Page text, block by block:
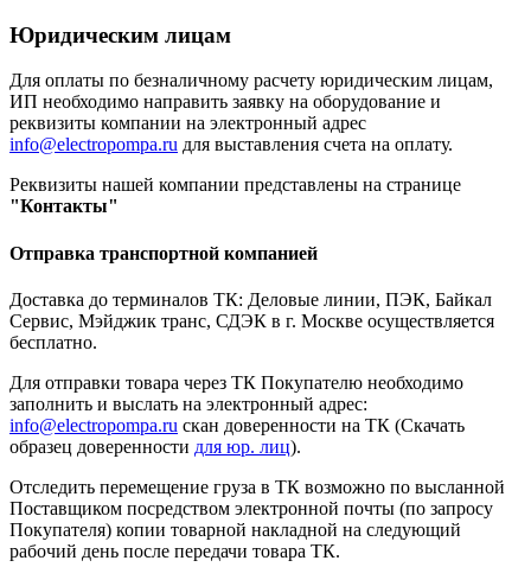
Юридическим лицам
Для оплаты по безналичному расчету юридическим лицам,
ИП необходимо направить заявку на оборудование и
реквизиты компании на электронный адрес
info@electropompa.ru для выставления счета на оплату.
Реквизиты нашей компании представлены на странице
"Контакты"
Отправка транспортной компанией
Доставка до терминалов ТК: Деловые линии, ПЭК, Байкал
Сервис, Мэйджик транс, СДЭК в г. Москве осуществляется
бесплатно.
Для отправки товара через ТК Покупателю необходимо
заполнить и выслать на электронный адрес:
info@electropompa.ru скан доверенности на ТК (Скачать
образец доверенности для юр. лиц).
Отследить перемещение груза в ТК возможно по высланной
Поставщиком посредством электронной почты (по запросу
Покупателя) копии товарной накладной на следующий
рабочий день после передачи товара ТК.